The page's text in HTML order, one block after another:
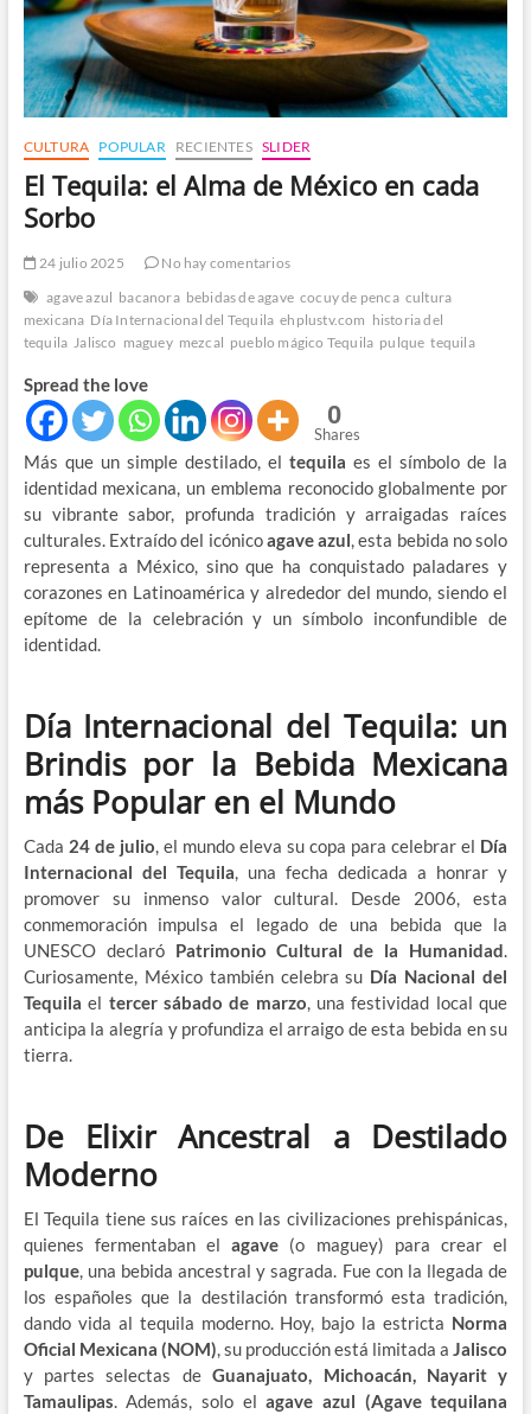
CULTURA POPULAR RECIENTES SLIDER
El Tequila: el Alma de México en cada
Sorbo
24 julio 2025
No hay comentarios
agave azul bacanora bebidas de agave cocuy de penca cultura
mexicana Día Internacional del Tequila ehplustv.com historia del
tequila Jalisco maguey mezcal pueblo mágico Tequila pulque tequila
Spread the love
0
Shares
Más que un simple destilado, eltequila es el símbolo de la
identidad mexicana, un emblema reconocido globalmente por
su vibrante sabor, profunda tradición y arraigadas raíces
culturales. Extraído del icónicoagave azul, esta bebida no solo
representa a México, sino que ha conquistado paladares y
corazones en Latinoamérica y alrededor del mundo, siendo el
epítome de la celebración y un símbolo inconfundible de
identidad.
Día Internacional del Tequila: un
Brindis por la Bebida Mexicana
más Popular en el Mundo
Cada 24 de julio, el mundo eleva su copa para celebrar el Día
Internacional del Tequila, una fecha dedicada a honrar y
promover su inmenso valor cultural. Desde 2006, esta
conmemoración impulsa el legado de una bebida que la
UNESCO declaró Patrimonio Cultural de la Humanidad.
Curiosamente, México también celebra su Día Nacional del
Tequila el tercer sábado de marzo, una festividad local que
anticipa la alegría y profundiza el arraigo de esta bebida en su
tierra.
De Elixir Ancestral a Destilado
Moderno
El Tequila tiene sus raíces en las civilizaciones prehispánicas,
quienes fermentaban elagave (o maguey) para crear el
pulque, una bebida ancestral y sagrada. Fue con la llegada de
los españoles que la destilación transformó esta tradición,
dando vida al tequila moderno. Hoy, bajo la estricta Norma
Oficial Mexicana (NOM), su producción está limitada aJalisco
y partes selectas deGuanajuato, Michoacán, Nayarit y
Tamaulipas. Además, solo elagave azul (Agave tequilana